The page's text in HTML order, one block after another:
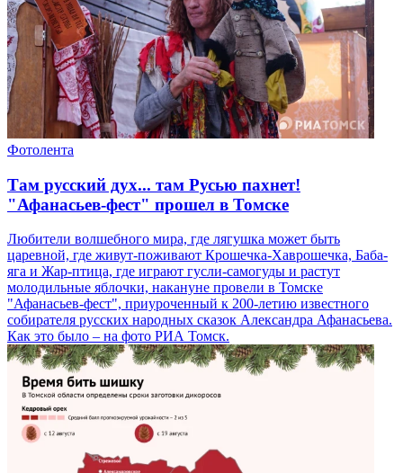
Фотолента
Там русский дух... там Русью пахнет!
"Афанасьев-фест" прошел в Томске
Любители волшебного мира, где лягушка может быть
царевной, где живут-поживают Крошечка-Хаврошечка, Баба-
яга и Жар-птица, где играют гусли-самогуды и растут
молодильные яблочки, накануне провели в Томске
"Афанасьев-фест", приуроченный к 200-летию известного
собирателя русских народных сказок Александра Афанасьева.
Как это было – на фото РИА Томск.